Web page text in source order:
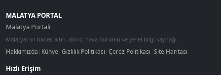
MALATYA PORTAL
Malatya Portalı
Malatya'nın haber, altın, döviz, hava durumu ve yerel bilgi kaynağı.
Hakkımızda | Künye |Gizlilik Politikası |Çerez Politikası |Site Haritası
Hızlı Erişim